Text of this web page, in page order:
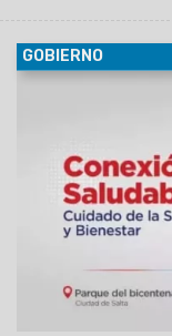
GOBIERNO
La
por Salud Pública
actividades
saludables y la
Parque del